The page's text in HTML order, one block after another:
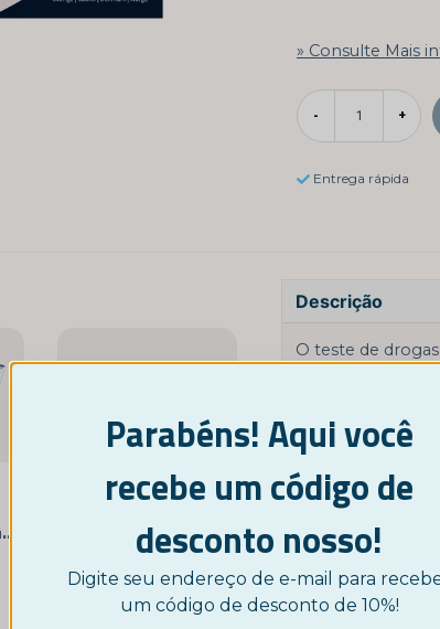
Consulte Mais
- +
Entrega rápida
Teste multissubstância - As 12 drogas mais comuns Teste de estreptococos para uso doméstico
7,95 €
COMPRAR AGORA
Descrição
O teste de
alguns minutos
significa que há
Como o teste é
Aspire a urina
resultado
Limite de corte:
Por quanto
este teste?
Parabéns! Aqui você
recebe um código de
desconto nosso!
Digite seu endereço de e-mail para
um código de desconto de 10%!